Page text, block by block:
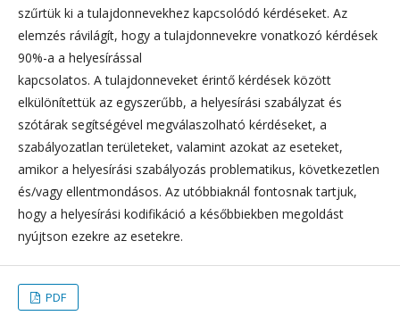
szűrtük ki a tulajdonnevekhez kapcsolódó kérdéseket. Az
elemzés rávilágít, hogy a tulajdonnevekre vonatkozó kérdések
90%-a a helyesírással
kapcsolatos. A tulajdonneveket érintő kérdések között
elkülönítettük az egyszerűbb, a helyesírási szabályzat és
szótárak segítségével megválaszolható kérdéseket, a
szabályozatlan területeket, valamint azokat az eseteket,
amikor a helyesírási szabályozás problematikus, következetlen
és/vagy ellentmondásos. Az utóbbiaknál fontosnak tartjuk,
hogy a helyesírási kodifikáció a későbbiekben megoldást
nyújtson ezekre az esetekre.
PDF